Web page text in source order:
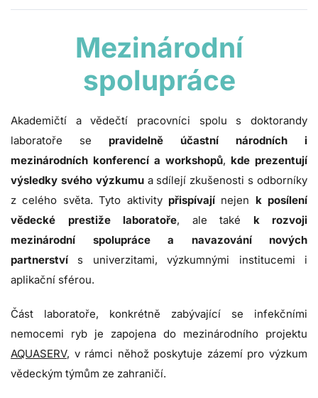
Mezinárodní
spolupráce
Akademičtí a vědečtí pracovníci spolu s doktorandy
laboratoře se pravidelně účastní národních i
mezinárodních konferencí a workshopů, kde prezentují
výsledky svého výzkumua sdílejí zkušenosti s odborníky
z celého světa. Tyto aktivity přispívajínejen k posílení
vědecké prestiže laboratoře, ale také k rozvoji
mezinárodní spolupráce a navazování nových
partnerství s univerzitami, výzkumnými institucemi i
aplikační sférou.
Část laboratoře, konkrétně zabývající se infekčními
nemocemi ryb je zapojena do mezinárodního projektu
AQUASERV, v rámci něhož poskytuje zázemí pro výzkum
vědeckým týmům ze zahraničí.